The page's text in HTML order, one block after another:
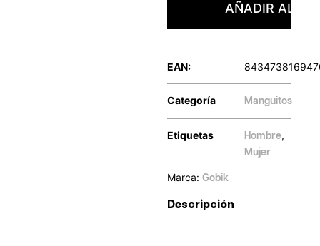
AÑADIR AL
EAN:
Categoría Manguitos
Etiquetas Hombre,
Mujer
Marca: Gobik
Descripción